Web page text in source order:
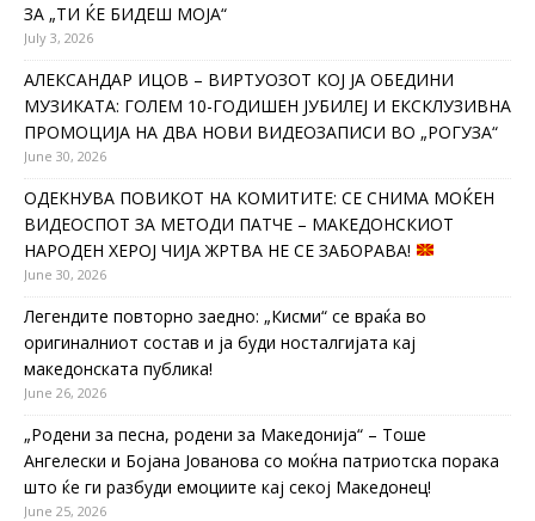
ЗА „ТИ ЌЕ БИДЕШ МОЈА“
July 3, 2026
АЛЕКСАНДАР ИЦОВ – ВИРТУОЗОТ КОЈ ЈА ОБЕДИНИ
МУЗИКАТА: ГОЛЕМ 10-ГОДИШЕН ЈУБИЛЕЈ И ЕКСКЛУЗИВНА
ПРОМОЦИЈА НА ДВА НОВИ ВИДЕОЗАПИСИ ВО „РОГУЗА“
June 30, 2026
ОДЕКНУВА ПОВИКОТ НА КОМИТИТЕ: СЕ СНИМА МОЌЕН
ВИДЕОСПОТ ЗА МЕТОДИ ПАТЧЕ – МАКЕДОНСКИОТ
НАРОДЕН ХЕРОЈ ЧИЈА ЖРТВА НЕ СЕ ЗАБОРАВА!
June 30, 2026
Легендите повторно заедно: „Кисми“ се враќа во
оригиналниот состав и ја буди носталгијата кај
македонската публика!
June 26, 2026
„Родени за песна, родени за Македонија“ – Тоше
Ангелески и Бојана Јованова со моќна патриотска порака
што ќе ги разбуди емоциите кај секој Македонец!
June 25, 2026